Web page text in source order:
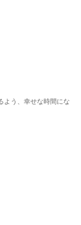
よう、幸せな時間にな